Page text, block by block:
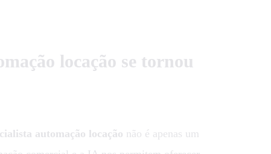
locação se tornou
automação locação não é apenas um